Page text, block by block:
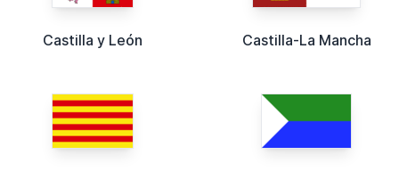
Castilla y León Castilla-La Mancha